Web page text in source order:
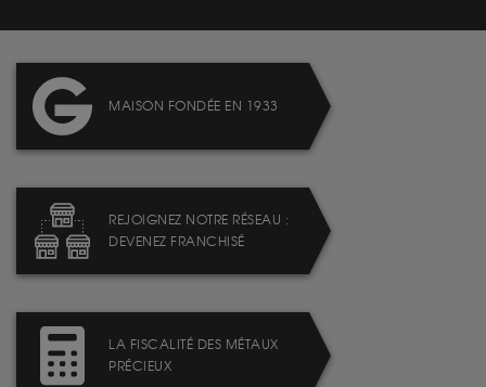
MAISON FONDÉE EN 1933
REJOIGNEZ NOTRE RÉSEAU :
DEVENEZ FRANCHISÉ
LA FISCALITÉ DES MÉTAUX
PRÉCIEUX